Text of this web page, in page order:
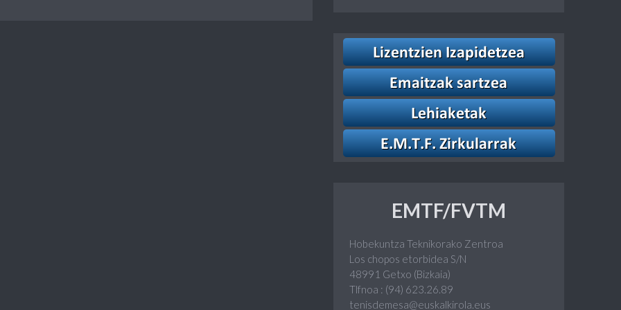
EMTF/FVTM
Hobekuntza Teknikorako Zentroa
Los chopos etorbidea S/N
48991 Getxo (Bizkaia)
Tlfnoa : (94) 623.26.89
tenisdemesa@euskalkirola.eus